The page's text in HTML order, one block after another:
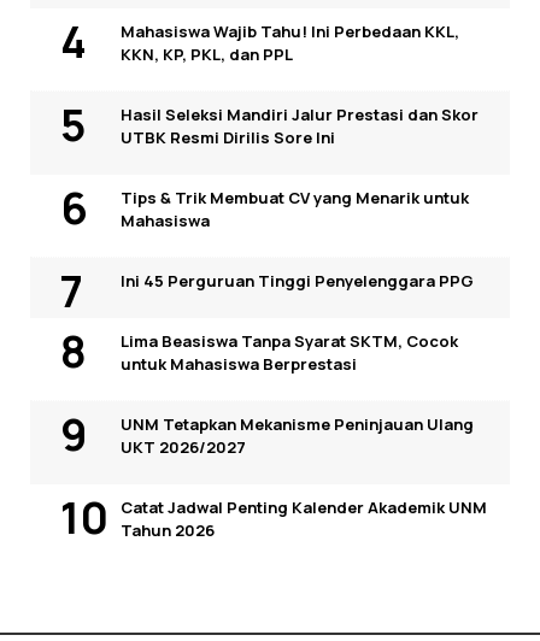
Mahasiswa Wajib Tahu! Ini Perbedaan KKL,
KKN, KP, PKL, dan PPL
Hasil Seleksi Mandiri Jalur Prestasi dan Skor
UTBK Resmi Dirilis Sore Ini
Tips & Trik Membuat CV yang Menarik untuk
Mahasiswa
Ini 45 Perguruan Tinggi Penyelenggara PPG
Lima Beasiswa Tanpa Syarat SKTM, Cocok
untuk Mahasiswa Berprestasi
UNM Tetapkan Mekanisme Peninjauan Ulang
UKT 2026/2027
Catat Jadwal Penting Kalender Akademik UNM
Tahun 2026